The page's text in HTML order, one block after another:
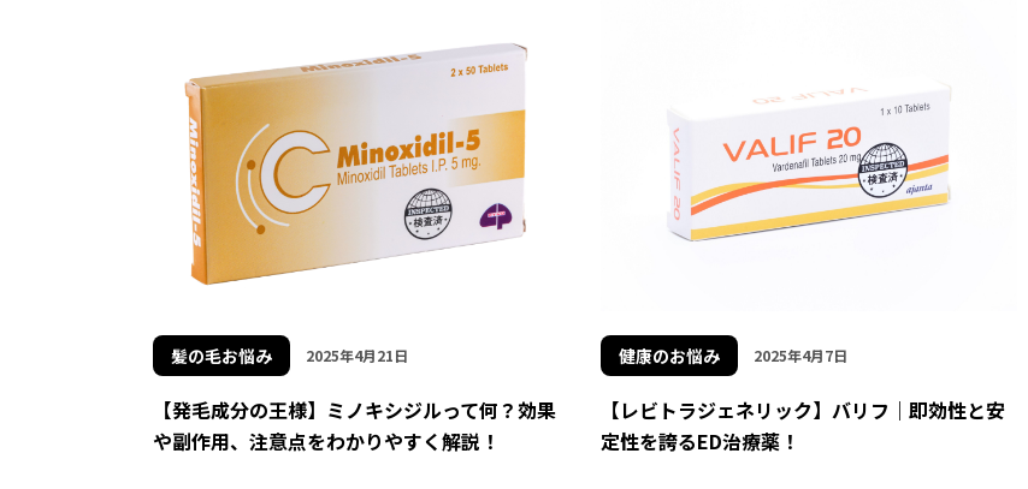
髪の毛お悩み 2025年4月21日
【発毛成分の王様】ミノキシジルって何？効果
や副作用、注意点をわかりやすく解説！
健康のお悩み 2025年4月7日
【レビトラジェネリック】バリフ｜即効性と安
定性を誇るED治療薬！